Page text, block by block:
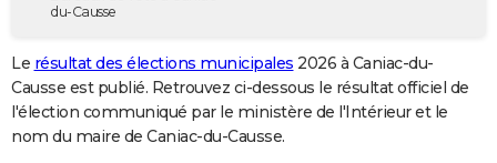
Destinations
City break
Voyage nature
Voyage de noces
Forum
GUIDES D'ACHAT
BONS PLANS
du-Causse
Le résultat des élections municipales 2026 à Caniac-du-
Causse est publié. Retrouvez ci-dessous le résultat officiel de
l'élection communiqué par le ministère de l'Intérieur et le
nom du maire de Caniac-du-Causse.